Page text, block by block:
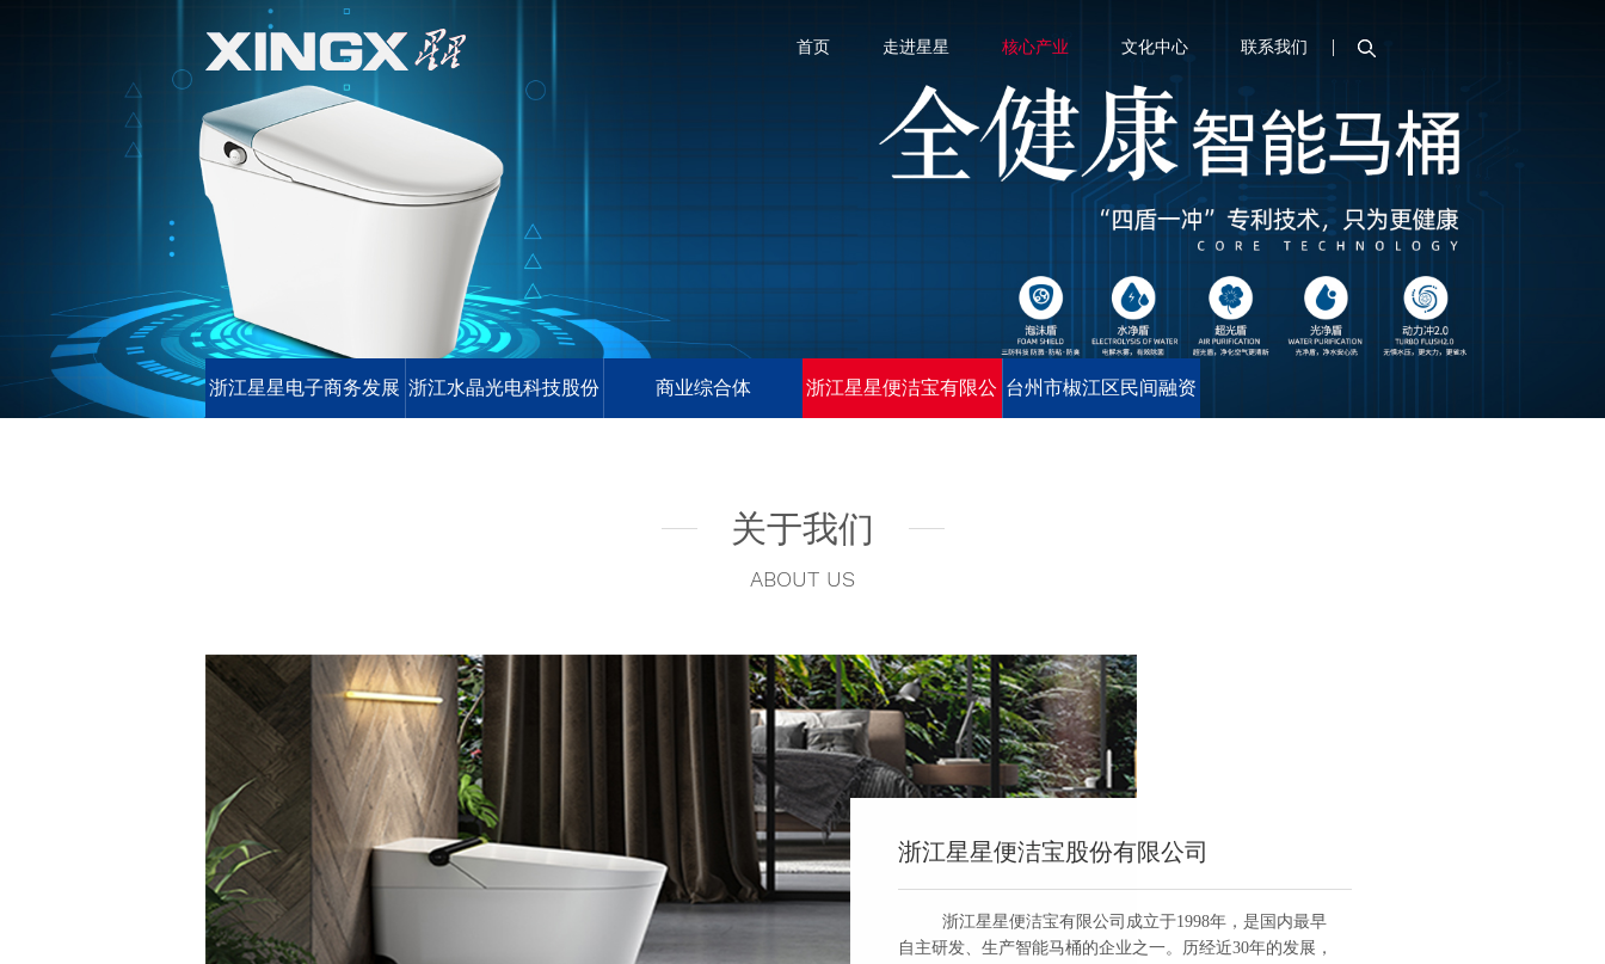
首页 走进星星 核心产业 文化中心 联系我们
浙江星星电子商务发展 浙江水晶光电科技股份 商业综合体 浙江星星便洁宝有限公 台州市椒江区民间融资
关于我们
ABOUT US
浙江星星便洁宝股份有限公司
浙江星星便洁宝有限公司成立于1998年，是国内最早
自主研发、生产智能马桶的企业之一。历经近30年的发展，